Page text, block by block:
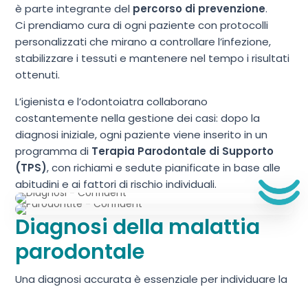
è parte integrante del percorso di prevenzione.
Ci prendiamo cura di ogni paziente con protocolli
personalizzati che mirano a controllare l’infezione,
stabilizzare i tessuti e mantenere nel tempo i risultati
ottenuti.
L’igienista e l’odontoiatra collaborano
costantemente nella gestione dei casi: dopo la
diagnosi iniziale, ogni paziente viene inserito in un
programma di Terapia Parodontale di Supporto
(TPS), con richiami e sedute pianificate in base alle
abitudini e ai fattori di rischio individuali.
Diagnosi della malattia
parodontale
Una diagnosi accurata è essenziale per individuare la